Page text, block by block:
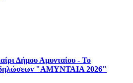
Δήμου Αμυνταίου - Το
"ΑΜΥΝΤΑΙΑ 2026"